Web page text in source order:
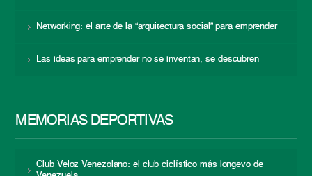
Networking: el arte de la “arquitectura social” para emprender
Las ideas para emprender no se inventan, se descubren
MEMORIAS DEPORTIVAS
Club Veloz Venezolano: el club ciclístico más longevo de